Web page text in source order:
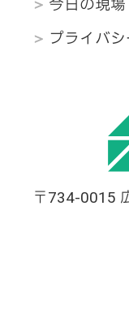
今日の現場
プライバ
〒734-0015